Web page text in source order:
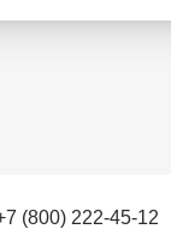
(800) 222-45-12